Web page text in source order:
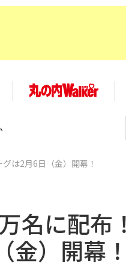
は2月6日（金）開幕！
名に配布
金）開幕